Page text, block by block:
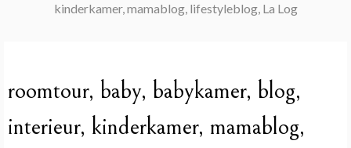
kinderkamer, mamablog, lifestyleblog, La Log
roomtour, baby, babykamer, blog,
interieur, kinderkamer, mamablog,